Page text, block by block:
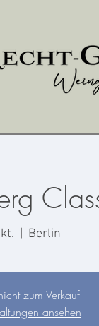
Berlin
zum Verkauf
ansehen